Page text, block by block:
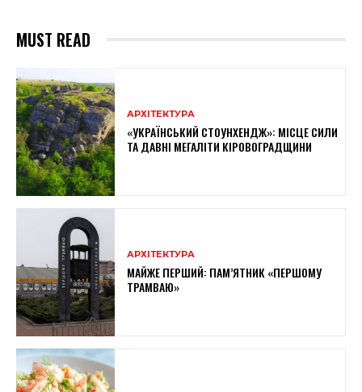
MUST READ
АРХІТЕКТУРА
«УКРАЇНСЬКИЙ СТОУНХЕНДЖ»: МІСЦЕ СИЛИ
ТА ДАВНІ МЕГАЛІТИ КІРОВОГРАДЩИНИ
АРХІТЕКТУРА
МАЙЖЕ ПЕРШИЙ: ПАМ’ЯТНИК «ПЕРШОМУ
ТРАМВАЮ»